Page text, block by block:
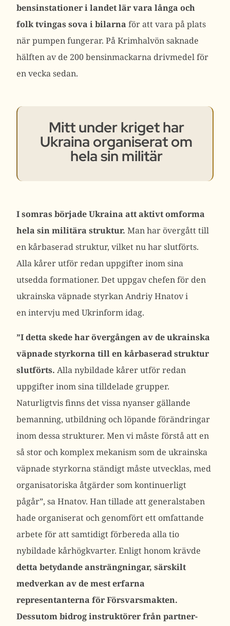
bensinstationer i landet lär vara långa och
folk tvingas sova i bilarna för att vara på plats
när pumpen fungerar. På Krimhalvön saknade
hälften av de 200 bensinmackarna drivmedel för
en vecka sedan.
Mitt under kriget har
Ukraina organiserat om
hela sin militär
I somras började Ukraina att aktivt omforma
hela sin militära struktur. Man har övergått till
en kårbaserad struktur, vilket nu har slutförts.
Alla kårer utför redan uppgifter inom sina
utsedda formationer. Det uppgav chefen för den
ukrainska väpnade styrkan Andriy Hnatov i
enintervjumed Ukrinform idag.
”I detta skede har övergången av de ukrainska
väpnade styrkorna till en kårbaserad struktur
slutförts. Alla nybildade kårer utför redan
uppgifter inom sina tilldelade grupper.
Naturligtvis finns det vissa nyanser gällande
bemanning, utbildning och löpande förändringar
inom dessa strukturer. Men vi måste förstå att en
så stor och komplex mekanism som de ukrainska
väpnade styrkorna ständigt måste utvecklas, med
organisatoriska åtgärder som kontinuerligt
pågår”, sa Hnatov. Han tillade att generalstaben
hade organiserat och genomfört ett omfattande
arbete för att samtidigt förbereda alla tio
nybildade kårhögkvarter. Enligt honom krävde
detta betydande ansträngningar, särskilt
medverkan av de mest erfarna
representanterna för Försvarsmakten.
Dessutom bidrog instruktörer från partner-